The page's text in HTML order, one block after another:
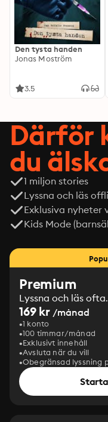
Den tysta handen
Jonas Moström
3.5
Därför
du
1 miljon stories
Lyssna och läs
Exklusiva nyheter
Kids Mode
Premium
Lyssna och läs ofta.
169 kr /månad
1 konto
100 timmar/månad
Exklusivt innehåll
Avsluta när du vill
Obegränsad lyssning